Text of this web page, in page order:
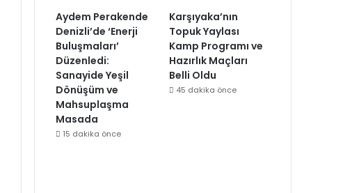
Aydem Perakende
Denizli’de ‘Enerji
Buluşmaları’
Düzenledi:
Sanayide Yeşil
Dönüşüm ve
Mahsuplaşma
Masada
15 dakika önce
Karşıyaka’nın
Topuk Yaylası
Kamp Programı ve
Hazırlık Maçları
Belli Oldu
45 dakika önce